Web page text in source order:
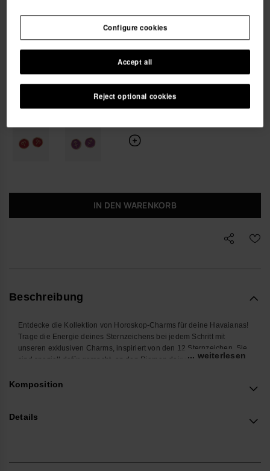
Gratis-Versand. Die letzten 48 Std.!
IN DEN WARENKORB
Beschreibung
Entdecke die Kollektion von Horoskop-Charms für deine Havaianas!
Trage die Energie deines Sternzeichens bei jedem Schritt mit
unseren exklusiven Charms, inspiriert von den 12 Sternzeichen. Sie
sind speziell dafür gemacht, an den Riemen deiner Havaianas Slim
Stil und Persönlichkeit verleihen. Finde deinen Charm und
*Quantität: 1 Charm.
... weiterlesen
Komposition
Details
Reject optional cookies
Accept all
Configure cookies